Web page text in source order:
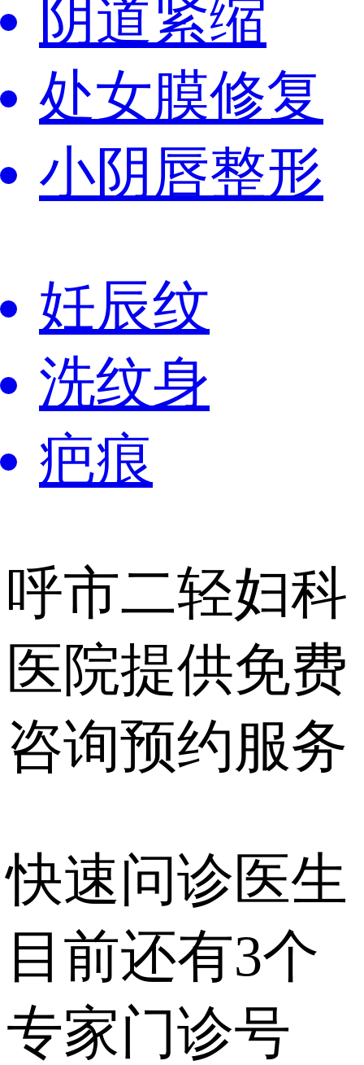
阴道紧缩
处女膜修复
小阴唇整形
妊辰纹
洗纹身
疤痕
呼市二轻妇科
医院提供免费
咨询预约服务
快速问诊医生
目前还有3个
专家门诊号